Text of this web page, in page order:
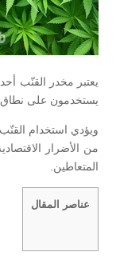
يعتبر مخدر القنّب أحد
يستخدمون على نطاق
ويؤدي استخدام
من الأضرار
المتعاطين.
عناصر المقال